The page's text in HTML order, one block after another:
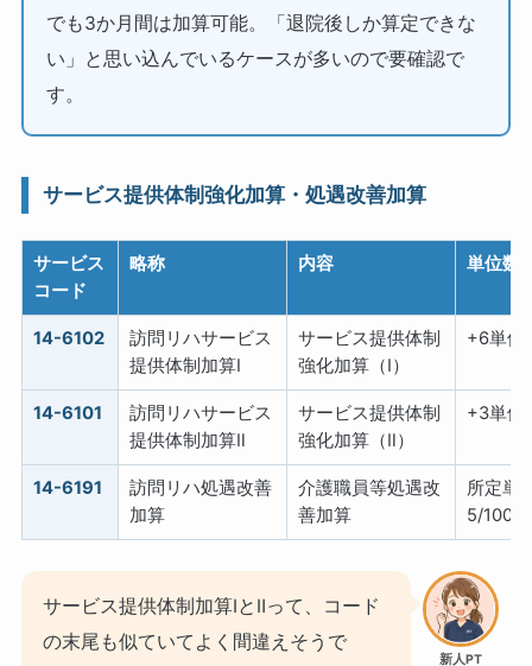
でも3か月間は加算可能。「退院後しか算定できな
い」と思い込んでいるケースが多いので要確認で
す。
サービス提供体制強化加算・処遇改善加算
サービス
コード
略称 内容 単位数
14-6102
訪問リハサービス
提供体制加算Ⅰ
サービス提供体制
強化加算（Ⅰ）
+6単位
14-6101
訪問リハサービス
提供体制加算Ⅱ
サービス提供体制
強化加算（Ⅱ）
+3単位
14-6191
訪問リハ処遇改善
加算
介護職員等処遇改
善加算
所定単
5/1000
新人PT
サービス提供体制加算ⅠとⅡって、コード
の末尾も似ていてよく間違えそうで